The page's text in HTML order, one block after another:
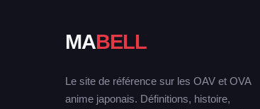
MABELL
Le site de référence sur les OAV et OVA
anime japonais. Définitions, histoire,